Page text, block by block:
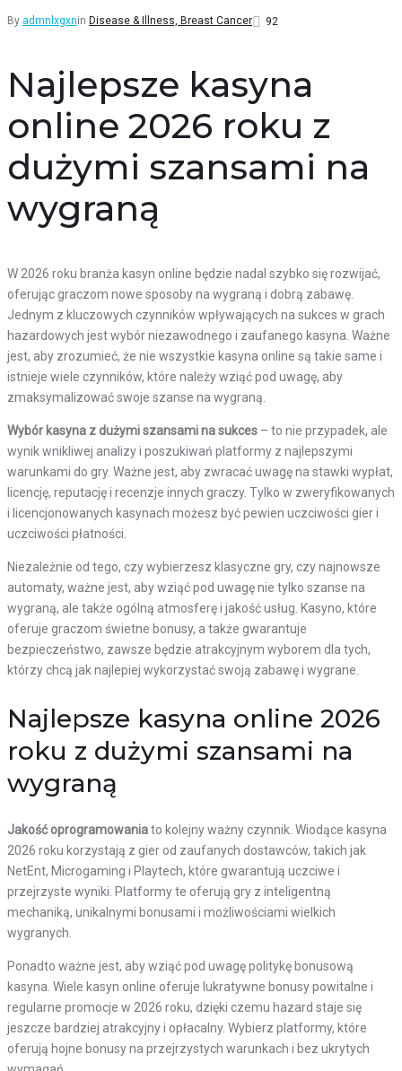
By admnlxgxnin Disease & Illness, Breast Cancer 92
Najlepsze kasyna
online 2026 roku z
dużymi szansami na
wygraną
W 2026 roku branża kasyn online będzie nadal szybko się rozwijać,
oferując graczom nowe sposoby na wygraną i dobrą zabawę.
Jednym z kluczowych czynników wpływających na sukces w grach
hazardowych jest wybór niezawodnego i zaufanego kasyna. Ważne
jest, aby zrozumieć, że nie wszystkie kasyna online są takie same i
istnieje wiele czynników, które należy wziąć pod uwagę, aby
zmaksymalizować swoje szanse na wygraną.
Wybór kasyna z dużymi szansami na sukces – to nie przypadek, ale
wynik wnikliwej analizy i poszukiwań platformy z najlepszymi
warunkami do gry. Ważne jest, aby zwracać uwagę na stawki wypłat,
licencję, reputację i recenzje innych graczy. Tylko w zweryfikowanych
i licencjonowanych kasynach możesz być pewien uczciwości gier i
uczciwości płatności.
Niezależnie od tego, czy wybierzesz klasyczne gry, czy najnowsze
automaty, ważne jest, aby wziąć pod uwagę nie tylko szanse na
wygraną, ale także ogólną atmosferę i jakość usług. Kasyno, które
oferuje graczom świetne bonusy, a także gwarantuje
bezpieczeństwo, zawsze będzie atrakcyjnym wyborem dla tych,
którzy chcą jak najlepiej wykorzystać swoją zabawę i wygrane.
Najlepsze kasyna online 2026
roku z dużymi szansami na
wygraną
Jakość oprogramowaniato kolejny ważny czynnik. Wiodące kasyna
2026 roku korzystają z gier od zaufanych dostawców, takich jak
NetEnt, Microgaming i Playtech, które gwarantują uczciwe i
przejrzyste wyniki. Platformy te oferują gry z inteligentną
mechaniką, unikalnymi bonusami i możliwościami wielkich
wygranych.
Ponadto ważne jest, aby wziąć pod uwagę politykę bonusową
kasyna. Wiele kasyn online oferuje lukratywne bonusy powitalne i
regularne promocje w 2026 roku, dzięki czemu hazard staje się
jeszcze bardziej atrakcyjny i opłacalny. Wybierz platformy, które
oferują hojne bonusy na przejrzystych warunkach i bez ukrytych